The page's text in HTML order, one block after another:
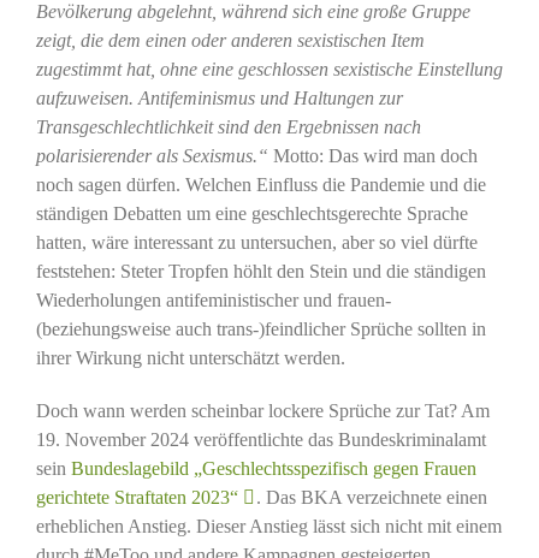
Bevölkerung abgelehnt, während sich eine große Gruppe
zeigt, die dem einen oder anderen sexistischen Item
zugestimmt hat, ohne eine geschlossen sexistische Einstellung
aufzuweisen. Antifeminismus und Haltungen zur
Transgeschlechtlichkeit sind den Ergebnissen nach
polarisierender als Sexismus.“ Motto: Das wird man doch
noch sagen dürfen. Welchen Einfluss die Pandemie und die
ständigen Debatten um eine geschlechtsgerechte Sprache
hatten, wäre interessant zu untersuchen, aber so viel dürfte
feststehen: Steter Tropfen höhlt den Stein und die ständigen
Wiederholungen antifeministischer und frauen-
(beziehungsweise auch trans-)feindlicher Sprüche sollten in
ihrer Wirkung nicht unterschätzt werden.
Doch wann werden scheinbar lockere Sprüche zur Tat? Am
19. November 2024 veröffentlichte das Bundeskriminalamt
sein Bundeslagebild „Geschlechtsspezifisch gegen Frauen
gerichtete Straftaten 2023“
. Das BKA verzeichnete einen
erheblichen Anstieg. Dieser Anstieg lässt sich nicht mit einem